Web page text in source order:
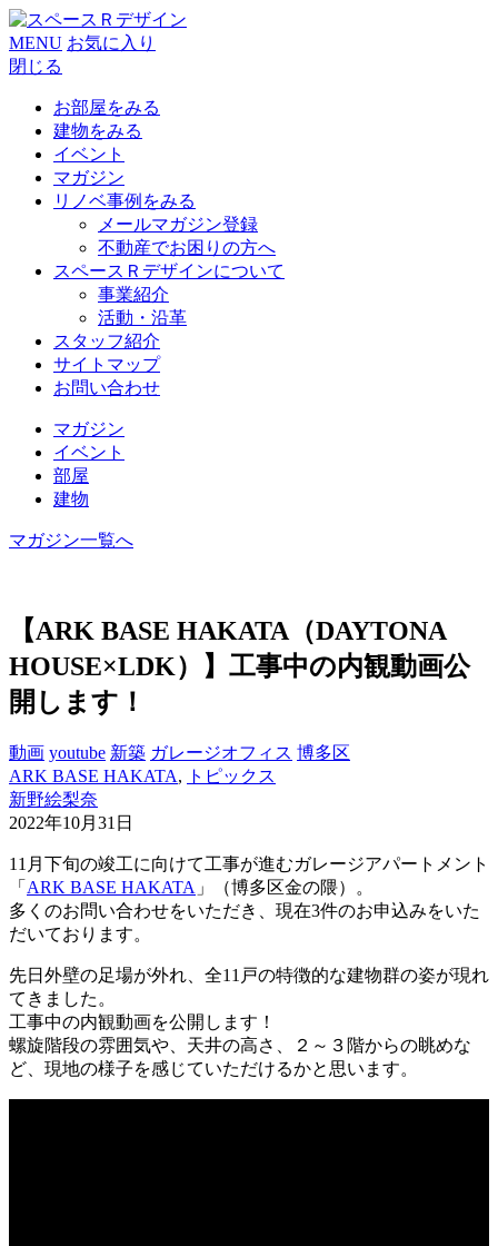
MENU お気に入り
閉じる
お部屋をみる
建物をみる
イベント
マガジン
リノベ事例をみる
メールマガジン登録
不動産でお困りの方へ
スペースＲデザインについて
事業紹介
活動・沿革
スタッフ紹介
サイトマップ
お問い合わせ
マガジン
イベント
部屋
建物
マガジン一覧へ
【ARK BASE HAKATA（DAYTONA
HOUSE×LDK）】工事中の内観動画公
開します！
動画 youtube 新築 ガレージオフィス 博多区
ARK BASE HAKATA,
トピックス
新野絵梨奈
2022年10月31日
11月下旬の竣工に向けて工事が進むガレージアパートメント
「 ARK BASE HAKATA 」（博多区金の隈）。
多くのお問い合わせをいただき、現在3件のお申込みをいた
だいております。
先日外壁の足場が外れ、全11戸の特徴的な建物群の姿が現れ
てきました。
工事中の内観動画を公開します！
螺旋階段の雰囲気や、天井の高さ、２～３階からの眺めな
ど、現地の様子を感じていただけるかと思います。